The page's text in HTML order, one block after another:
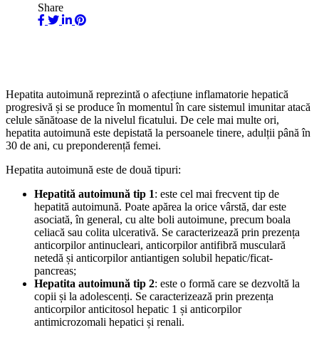
Share
Hepatita autoimună reprezintă o afecțiune inflamatorie hepatică
progresivă și se produce în momentul în care sistemul imunitar atacă
celule sănătoase de la nivelul ficatului. De cele mai multe ori,
hepatita autoimună este depistată la persoanele tinere, adulții până în
30 de ani, cu preponderență femei.
Hepatita autoimună este de două tipuri:
Hepatită autoimună tip 1: este cel mai frecvent tip de
hepatită autoimună. Poate apărea la orice vârstă, dar este
asociată, în general, cu alte boli autoimune, precum boala
celiacă sau colita ulcerativă. Se caracterizează prin prezența
anticorpilor antinucleari, anticorpilor antifibră musculară
netedă și anticorpilor antiantigen solubil hepatic/ficat-
pancreas;
Hepatita autoimună tip 2: este o formă care se dezvoltă la
copii și la adolescenți. Se caracterizează prin prezența
anticorpilor anticitosol hepatic 1 și anticorpilor
antimicrozomali hepatici și renali.